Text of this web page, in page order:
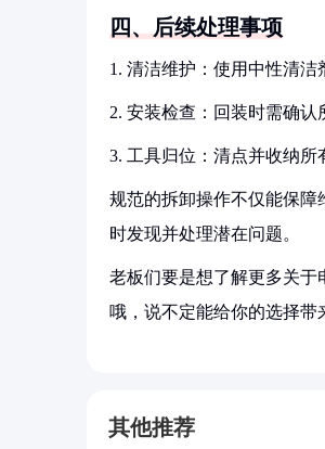
四、后续处理事项
1. 清洁维护：使用中性清
2. 安装检查：回装时需确
3. 工具归位：清点并收纳所
规范的拆卸操作不仅能保障
时发现并处理潜在问题。
老板们要是想了解更多关于
哦，说不定能给你的选择带
其他推荐